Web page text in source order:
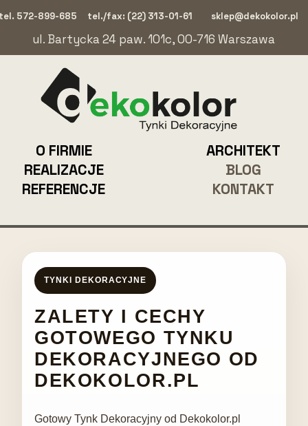
KONTAKT
BLOG
REALIZACJE
ARCHITEKT
REFERENCJE
O FIRMIE
ul. Bartycka 24 paw. 101c, 00-716 Warszawa
sklep@dekokolor.pl
tel./fax: (22) 313-01-61
572-899-685
TYNKI DEKORACYJNE
ZALETY I CECHY
GOTOWEGO TYNKU
DEKORACYJNEGO OD
DEKOKOLOR.PL
Gotowy Tynk Dekoracyjny od Dekokolor.pl